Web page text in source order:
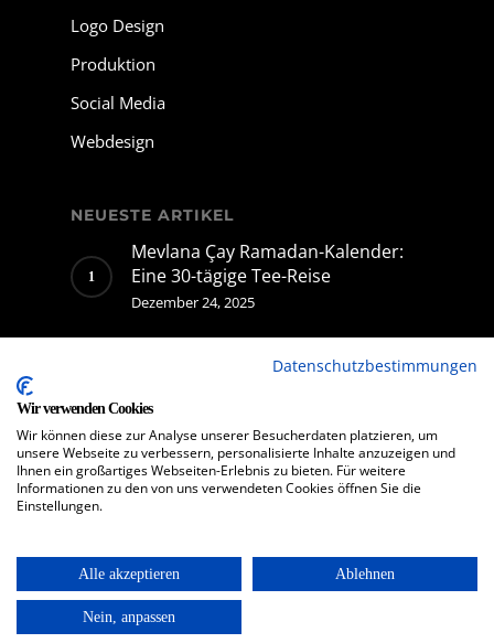
Logo Design
Produktion
Social Media
Webdesign
NEUESTE ARTIKEL
Mevlana Çay Ramadan-Kalender:
Eine 30-tägige Tee-Reise
Dezember 24, 2025
Mevlana Çay Gewinnspiel – Ein
Dezember 11, 2025
© 2026 Tutusmedia GmbH. All rights reserved.
Datenschutzbestimmungen
Wir verwenden Cookies
Wir können diese zur Analyse unserer Besucherdaten platzieren, um
unsere Webseite zu verbessern, personalisierte Inhalte anzuzeigen und
Ihnen ein großartiges Webseiten-Erlebnis zu bieten. Für weitere
Informationen zu den von uns verwendeten Cookies öffnen Sie die
Einstellungen.
Alle akzeptieren Ablehnen
Nein, anpassen